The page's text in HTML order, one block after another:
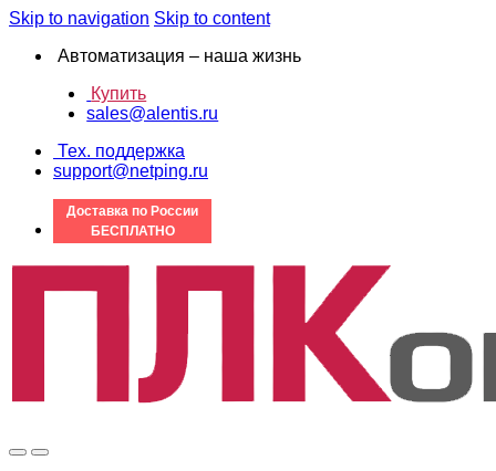
Skip to navigation Skip to content
Автоматизация – наша жизнь
Купить
sales@alentis.ru
Тех. поддержка
support@netping.ru
Доставка по России
БЕСПЛАТНО